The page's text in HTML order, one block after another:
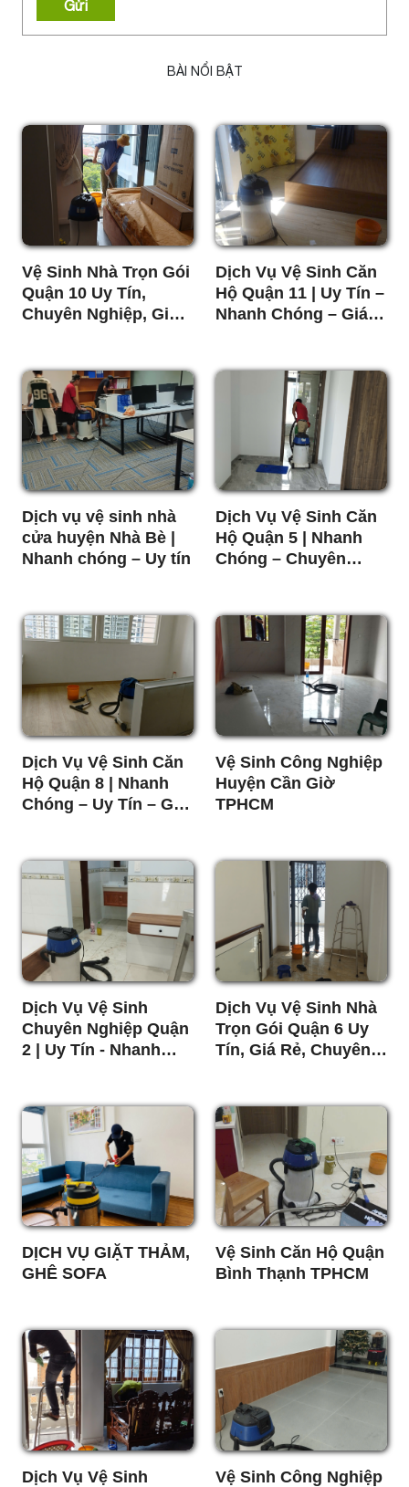
Gửi
BÀI NỔI BẬT
Vệ Sinh Nhà Trọn Gói
Quận 10 Uy Tín,
Chuyên Nghiệp, Giá
Dịch Vụ Vệ Sinh Căn
Hộ Quận 11 | Uy Tín –
Nhanh Chóng – Giá
Dịch vụ vệ sinh nhà
cửa huyện Nhà Bè |
Nhanh chóng – Uy tín
Dịch Vụ Vệ Sinh Căn
Hộ Quận 5 | Nhanh
Chóng – Chuyên
Dịch Vụ Vệ Sinh Căn
Hộ Quận 8 | Nhanh
Chóng – Uy Tín – Giá
Vệ Sinh Công Nghiệp
Huyện Cần Giờ
TPHCM
Dịch Vụ Vệ Sinh
Chuyên Nghiệp Quận
2 | Uy Tín - Nhanh
Dịch Vụ Vệ Sinh Nhà
Trọn Gói Quận 6 Uy
Tín, Giá Rẻ, Chuyên
DỊCH VỤ GIẶT THẢM,
GHÊ SOFA
Vệ Sinh Căn Hộ Quận
Bình Thạnh TPHCM
Dịch Vụ Vệ Sinh
Vệ Sinh Công Nghiệp